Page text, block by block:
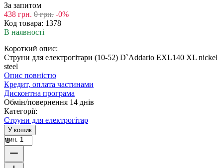
За запитом
438 грн. 0 грн. -0%
Код товара: 1378
В наявності
Короткий опис:
Струни для електрогітари (10-52) D`Addario EXL140 XL nickel
steel
Опис повністю
Кредит, оплата частинами
Дисконтна програма
Обмін/повернення 14 днів
Категорії:
Струни для електрогітар
У кошик
мин. 1